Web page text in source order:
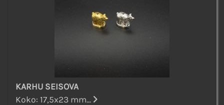
KARHU SEISOVA
Koko: 17,5x23 mm...